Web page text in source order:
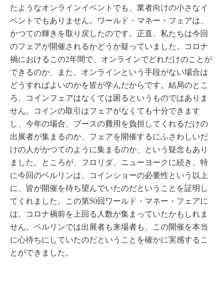
たようなオンラインイベントでも、業者向けの小さなイ
ベントでもありません。ワールド・マネー・フェアは、
かつての輝きを取り戻したのです。正直、私たちは今回
のフェアが開催されるかどうか疑っていました。コロナ
禍におけるこの2年間で、オンラインでどれだけのことが
できるのか、また、オンラインという手段がない場合は
どうすればよいのかを皆が学んだからです。結局のとこ
ろ、コインフェアはなくては困るというものではありま
せん。コインの取引はフェアがなくても十分できます
し、今年の場合、ブースの費用を負担してくれるだけの
出展者が集まるのか、フェアを開催するにふさわしいだ
けの人がかつてのように集まるのか、という疑念もあり
ました。ところが、フロリダ、ニューヨークに続き、特
に今回のベルリンは、コインショーの必要性という以上
に、皆が開催を待ち望んでいたのだということを証明し
てくれました。この第50回ワールド・マネー・フェアに
は、コロナ禍前を上回る人数が集まっていたかもしれま
せん。ベルリンでは出展者も来場者も、この開催を本当
に心待ちにしていたのだということを確かに実感するこ
とができました。